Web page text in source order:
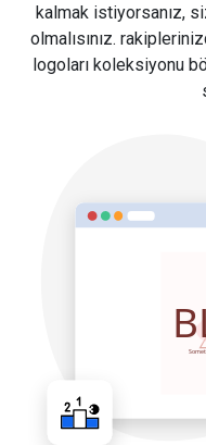
kalmak istiyorsanız,
olmalısınız.
logoları koleksiyonu